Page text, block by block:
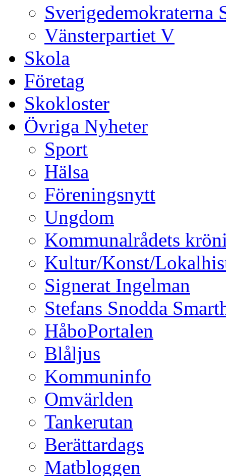
Sverigedemokraterna
Vänsterpartiet V
Skola
Företag
Skokloster
Övriga Nyheter
Sport
Hälsa
Föreningsnytt
Ungdom
Kommunalrådets
Kultur/Konst/
Signerat Ingelman
Stefans Snodda
HåboPortalen
Blåljus
Kommuninfo
Omvärlden
Tankerutan
Berättardags
Matbloggen